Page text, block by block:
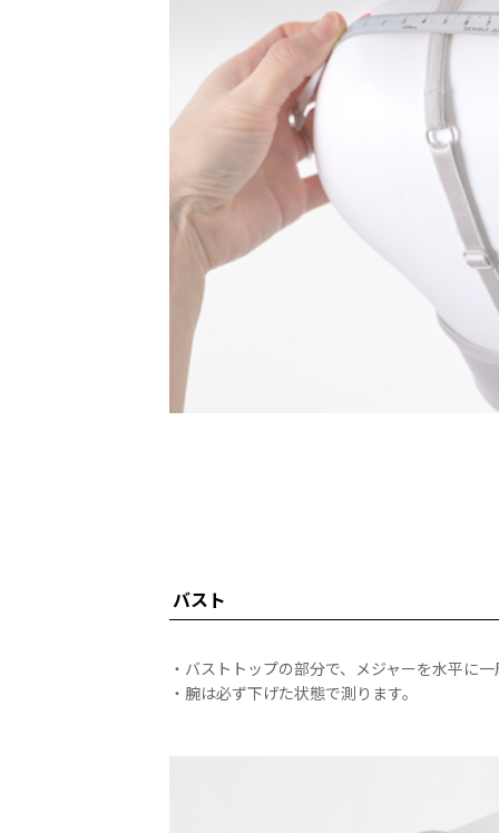
バスト
・バストトップの部分で、メジャーを水平に
・腕は必ず下げた状態で測ります。